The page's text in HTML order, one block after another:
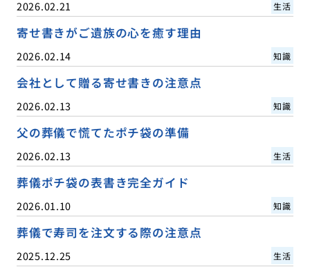
2026.02.21 生活
寄せ書きがご遺族の心を癒す理由
2026.02.14 知識
会社として贈る寄せ書きの注意点
2026.02.13 知識
父の葬儀で慌てたポチ袋の準備
2026.02.13 生活
葬儀ポチ袋の表書き完全ガイド
2026.01.10 知識
葬儀で寿司を注文する際の注意点
2025.12.25 生活